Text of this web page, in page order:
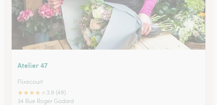
Atelier 47
Flixecourt
★★★★
3.9 (49)
34 Rue Roger Godard